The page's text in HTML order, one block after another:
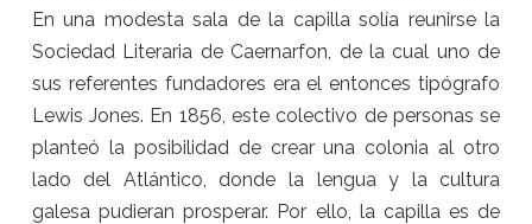
En una modesta sala de la capilla solía reunirse la
Sociedad Literaria de Caernarfon, de la cual uno de
sus referentes fundadores era el entonces tipógrafo
Lewis Jones. En 1856, este colectivo de personas se
planteó la posibilidad de crear una colonia al otro
lado del Atlántico, donde la lengua y la cultura
galesa pudieran prosperar. Por ello, la capilla es de